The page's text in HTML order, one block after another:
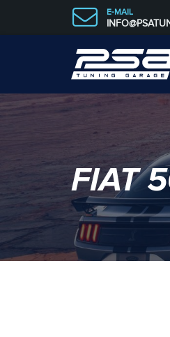
E-MAIL
FIAT